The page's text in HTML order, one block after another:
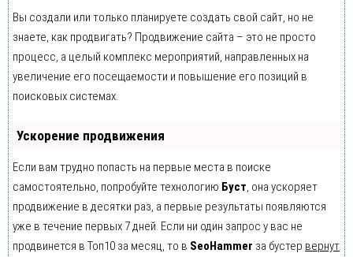
Вы создали или только планируете создать свой сайт, но не
знаете, как продвигать? Продвижение сайта – это не просто
процесс, а целый комплекс мероприятий, направленных на
увеличение его посещаемости и повышение его позиций в
поисковых системах.
Ускорение продвижения
Если вам трудно попасть на первые места в поиске
самостоятельно, попробуйте технологию Буст, она ускоряет
продвижение в десятки раз, а первые результаты появляются
уже в течение первых 7 дней. Если ни один запрос у вас не
продвинется в Топ10 за месяц, то в SeoHammer за бустер вернут